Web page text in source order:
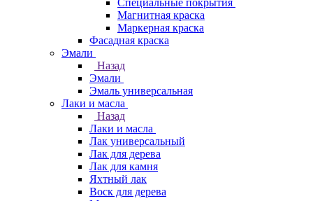
Специальные покрытия
Магнитная краска
Маркерная краска
Фасадная краска
Эмали
Назад
Эмали
Эмаль универсальная
Лаки и масла
Назад
Лаки и масла
Лак универсальный
Лак для дерева
Лак для камня
Яхтный лак
Воск для дерева